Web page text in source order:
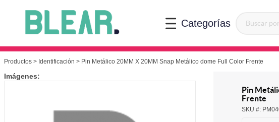
Categorías
Productos > Identificación > Pin Metálico 20MM X 20MM Snap Metálico dome Full Color Frente
Imágenes:
Pin
Frente
SKU #: